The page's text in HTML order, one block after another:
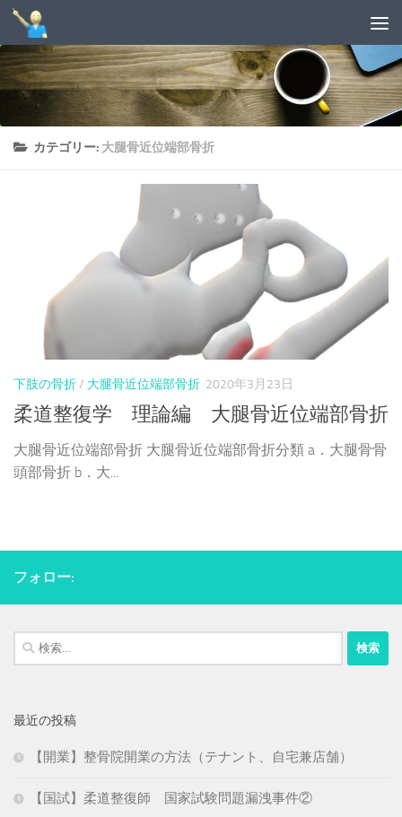
コンテンツへスキップ
カテゴリー: 大腿骨近位端部骨折
下肢の骨折/ 大腿骨近位端部骨折 2020年3月23日
柔道整復学 理論編 大腿骨近位端部骨折
大腿骨近位端部骨折 大腿骨近位端部骨折分類 a．大腿骨骨
頭部骨折 b．大...
フォロー:
検
索:
最近の投稿
【開業】整骨院開業の方法（テナント、自宅兼店舗）
【国試】柔道整復師 国家試験問題漏洩事件②